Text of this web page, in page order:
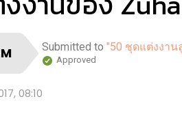
Submitted to "50 ชุดแต่งงา
Approved
08:10